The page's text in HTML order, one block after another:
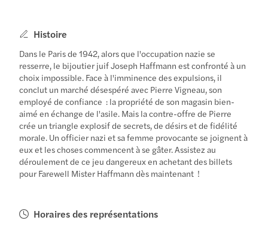
Histoire
Dans le Paris de 1942, alors que l'occupation nazie se
resserre, le bijoutier juif Joseph Haffmann est confronté à un
choix impossible. Face à l'imminence des expulsions, il
conclut un marché désespéré avec Pierre Vigneau, son
employé de confiance : la propriété de son magasin bien-
aimé en échange de l'asile. Mais la contre-offre de Pierre
crée un triangle explosif de secrets, de désirs et de fidélité
morale. Un officier nazi et sa femme provocante se joignent à
eux et les choses commencent à se gâter. Assistez au
déroulement de ce jeu dangereux en achetant des billets
pour Farewell Mister Haffmann dès maintenant !
Horaires des représentations